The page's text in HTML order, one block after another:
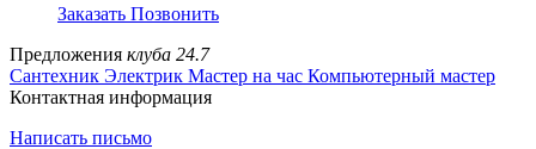
Заказать Позвонить
Предложения клуба 24.7
Сантехник Электрик Мастер на час Компьютерный мастер
Контактная информация
Написать письмо